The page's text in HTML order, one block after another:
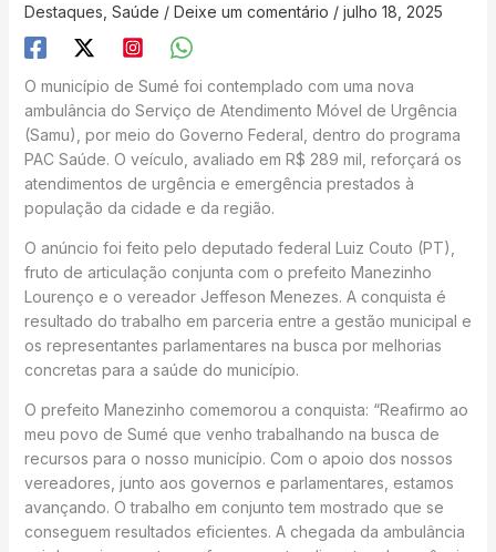
Destaques Saúde / Deixe um comentário / julho 18, 2025
O município de Sumé foi contemplado com uma nova
ambulância do Serviço de Atendimento Móvel de Urgência
(Samu), por meio do Governo Federal, dentro do programa
PAC Saúde. O veículo, avaliado em R$ 289 mil, reforçará os
atendimentos de urgência e emergência prestados à
população da cidade e da região.
O anúncio foi feito pelo deputado federal Luiz Couto (PT),
fruto de articulação conjunta com o prefeito Manezinho
Lourenço e o vereador Jeffeson Menezes. A conquista é
resultado do trabalho em parceria entre a gestão municipal e
os representantes parlamentares na busca por melhorias
concretas para a saúde do município.
O prefeito Manezinho comemorou a conquista: “Reafirmo ao
meu povo de Sumé que venho trabalhando na busca de
recursos para o nosso município. Com o apoio dos nossos
vereadores, junto aos governos e parlamentares, estamos
avançando. O trabalho em conjunto tem mostrado que se
conseguem resultados eficientes. A chegada da ambulância